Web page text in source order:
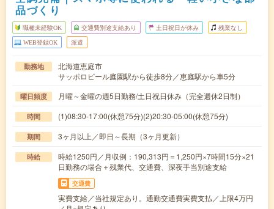
品づくり
職種未経験OK 交通費別途支給あり 土日祝日が休み 残業なし
WEB登録OK 派遣
勤務地
北海道恵庭市
サッポロビール庭園駅から徒歩8分／恵庭駅から車5分
曜日頻度 月曜～金曜の週5日勤務/土日祝日休み（完全週休2日制）
時間 (1)08:30-17:00(休憩75分)(2)20:30-05:00(休憩75分)
期間 3ヶ月以上／即日～長期（3ヶ月更新）
時給
時給1250円／月収例：190,313円＝1,250円×7時間15分×21
日勤務の場合＋残業代、交通費、深夜手当別途支給
交通費
実費支給／当社規定あり。通勤交通費実費支払／上限4万円